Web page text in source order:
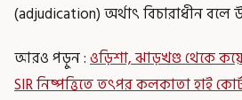
(adjudication) অর্থাৎ বিচারাধীন বলে
আরও পড়ুন :ওড়িশা, ঝাড়খণ্ড থেকে
SIR নিষ্পত্তিতে তৎপর কলকাতা হাই